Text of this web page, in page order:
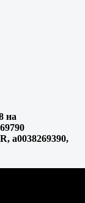
на
a0038269390,